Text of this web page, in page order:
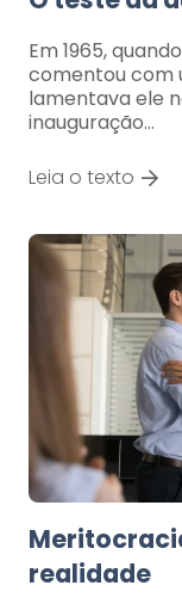
Em 1965,
comentou com
lamentava ele
inauguração…
Leia o texto
realidade